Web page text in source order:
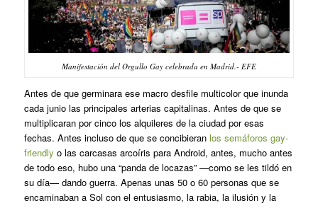
Manifestación del Orgullo Gay celebrada en Madrid.- EFE
Antes de que germinara ese macro desfile multicolor que inunda
cada junio las principales arterias capitalinas. Antes de que se
multiplicaran por cinco los alquileres de la ciudad por esas
fechas. Antes incluso de que se concibieran los semáforos gay-
friendly o las carcasas arcoíris para Android, antes, mucho antes
de todo eso, hubo una “panda de locazas” —como se les tildó en
su día— dando guerra. Apenas unas 50 o 60 personas que se
encaminaban a Sol con el entusiasmo, la rabia, la ilusión y la